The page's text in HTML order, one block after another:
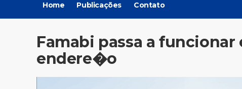
Home Publicações Contato
Famabi passa a funcionar
endere�o